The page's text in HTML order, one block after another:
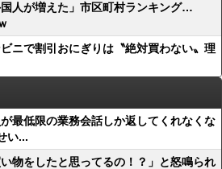
国人が増えた」市区町村ランキング…
ニで割引おにぎりは〝絶対買わない〟理
最低限の業務会話しか返してくれなくな
い...
物をしたと思ってるの！？」と怒鳴られ